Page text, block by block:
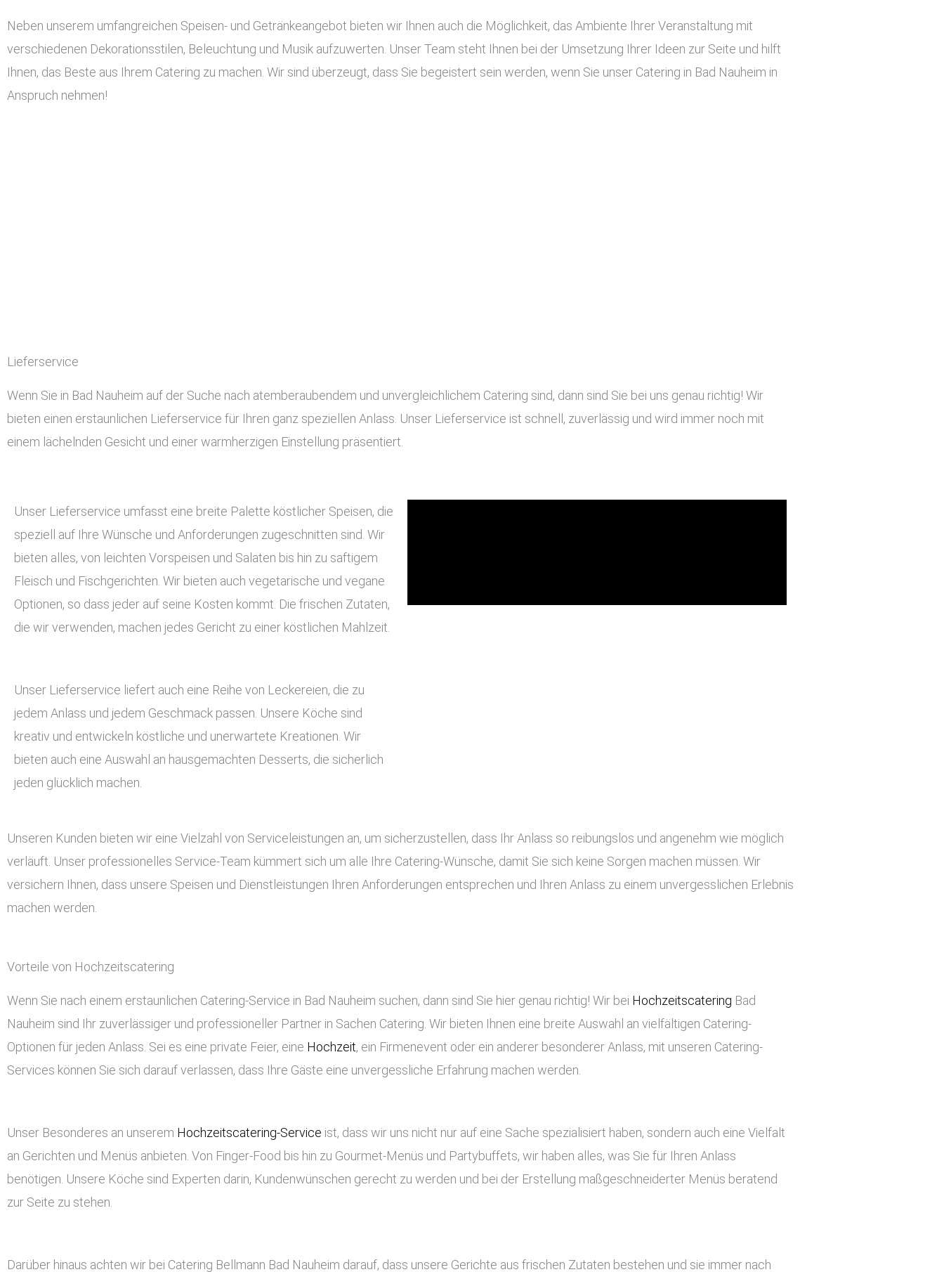
Neben unserem umfangreichen Speisen- und Getränkeangebot bieten wir Ihnen auch die Möglichkeit, das Ambiente Ihrer Veranstaltung mit
verschiedenen Dekorationsstilen, Beleuchtung und Musik aufzuwerten. Unser Team steht Ihnen bei der Umsetzung Ihrer Ideen zur Seite und hilft
Ihnen, das Beste aus Ihrem Catering zu machen. Wir sind überzeugt, dass Sie begeistert sein werden, wenn Sie unser Catering in Bad Nauheim in
Anspruch nehmen!
Lieferservice
Wenn Sie in Bad Nauheim auf der Suche nach atemberaubendem und unvergleichlichem Catering sind, dann sind Sie bei uns genau richtig! Wir
bieten einen erstaunlichen Lieferservice für Ihren ganz speziellen Anlass. Unser Lieferservice ist schnell, zuverlässig und wird immer noch mit
einem lächelnden Gesicht und einer warmherzigen Einstellung präsentiert.
Unser Lieferservice umfasst eine breite Palette köstlicher Speisen, die
speziell auf Ihre Wünsche und Anforderungen zugeschnitten sind. Wir
bieten alles, von leichten Vorspeisen und Salaten bis hin zu saftigem
Fleisch und Fischgerichten. Wir bieten auch vegetarische und vegane
Optionen, so dass jeder auf seine Kosten kommt. Die frischen Zutaten,
die wir verwenden, machen jedes Gericht zu einer köstlichen Mahlzeit.
Unser Lieferservice liefert auch eine Reihe von Leckereien, die zu
jedem Anlass und jedem Geschmack passen. Unsere Köche sind
kreativ und entwickeln köstliche und unerwartete Kreationen. Wir
bieten auch eine Auswahl an hausgemachten Desserts, die sicherlich
jeden glücklich machen.
Unseren Kunden bieten wir eine Vielzahl von Serviceleistungen an, um sicherzustellen, dass Ihr Anlass so reibungslos und angenehm wie möglich
verläuft. Unser professionelles Service-Team kümmert sich um alle Ihre Catering-Wünsche, damit Sie sich keine Sorgen machen müssen. Wir
versichern Ihnen, dass unsere Speisen und Dienstleistungen Ihren Anforderungen entsprechen und Ihren Anlass zu einem unvergesslichen Erlebnis
machen werden.
Vorteile von Hochzeitscatering
Wenn Sie nach einem erstaunlichen Catering-Service in Bad Nauheim suchen, dann sind Sie hier genau richtig! Wir bei Hochzeitscatering Bad
Nauheim sind Ihr zuverlässiger und professioneller Partner in Sachen Catering. Wir bieten Ihnen eine breite Auswahl an vielfältigen Catering-
Optionen für jeden Anlass. Sei es eine private Feier, eine Hochzeit, ein Firmenevent oder ein anderer besonderer Anlass, mit unseren Catering-
Services können Sie sich darauf verlassen, dass Ihre Gäste eine unvergessliche Erfahrung machen werden.
Unser Besonderes an unserem Hochzeitscatering-Service ist, dass wir uns nicht nur auf eine Sache spezialisiert haben, sondern auch eine Vielfalt
an Gerichten und Menüs anbieten. Von Finger-Food bis hin zu Gourmet-Menüs und Partybuffets, wir haben alles, was Sie für Ihren Anlass
benötigen. Unsere Köche sind Experten darin, Kundenwünschen gerecht zu werden und bei der Erstellung maßgeschneiderter Menüs beratend
zur Seite zu stehen.
Darüber hinaus achten wir bei Catering Bellmann Bad Nauheim darauf, dass unsere Gerichte aus frischen Zutaten bestehen und sie immer nach